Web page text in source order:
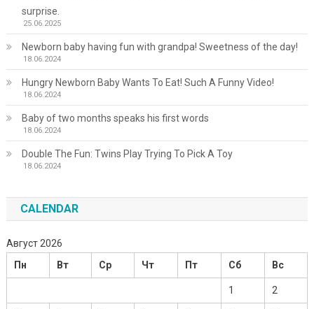
surprise.
25.06.2025
Newborn baby having fun with grandpa! Sweetness of the day!
18.06.2024
Hungry Newborn Baby Wants To Eat! Such A Funny Video!
18.06.2024
Baby of two months speaks his first words
18.06.2024
Double The Fun: Twins Play Trying To Pick A Toy
18.06.2024
CALENDAR
Август 2026
Пн
Вт Ср Чт Пт Сб Вс
1 2